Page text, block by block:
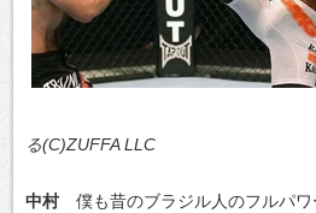
る(C)ZUFFA LLC
中村僕も昔のブラジル人のフルパワ